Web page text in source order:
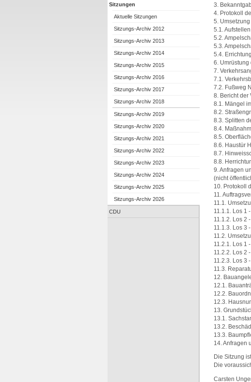
Sitzungen
Aktuelle Sitzungen
Sitzungs-Archiv 2012
Sitzungs-Archiv 2013
Sitzungs-Archiv 2014
Sitzungs-Archiv 2015
Sitzungs-Archiv 2016
Sitzungs-Archiv 2017
Sitzungs-Archiv 2018
Sitzungs-Archiv 2019
Sitzungs-Archiv 2020
Sitzungs-Archiv 2021
Sitzungs-Archiv 2022
Sitzungs-Archiv 2023
Sitzungs-Archiv 2024
Sitzungs-Archiv 2025
Sitzungs-Archiv 2026
CDU
3.
4. Protokoll
5.
5.1.
5.2.
5.3.
5.4.
6. Umrüstung
7.
7.1.
7.2. Fußweg
8. Bericht der
8.1. Mängel
8.2.
8.3. Splitten
8.4.
8.5.
8.6. Haustür
8.7.
8.8.
9. Anfragen
(nicht
10. Protokoll
11.
11.1.
11.1.1. Los 1
11.1.2. Los 2
11.1.3. Los 3
11.2.
11.2.1. Los 1
11.2.2. Los 2
11.2.3. Los 3
11.3.
12.
12.1.
12.2.
12.3.
13.
13.1.
13.2.
13.3.
14. Anfragen
Die Sitzung
Die
Carsten